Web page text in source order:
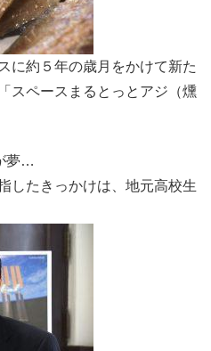
に約５年の歳月をかけて新た
スペースまるとっとアジ（燻
夢…
したきっかけは、地元高校生